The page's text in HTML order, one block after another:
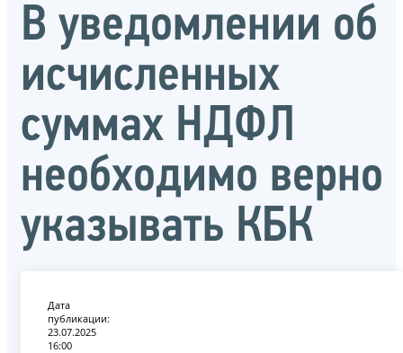
В уведомлении об
исчисленных
суммах НДФЛ
необходимо верно
указывать КБК
Дата
публикации:
23.07.2025
16:00